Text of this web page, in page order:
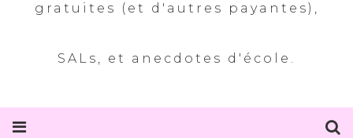
gratuites (et d'autres payantes),
SALs, et anecdotes d'école.